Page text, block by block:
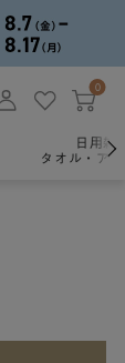
0
日用雑
タオル・ア